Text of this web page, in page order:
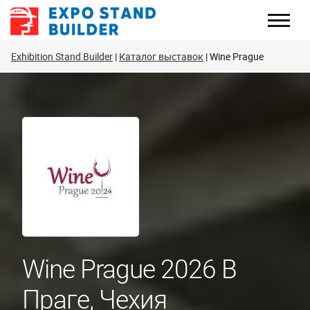
Перейти
Exhibition Stand Builder Каталог выставок Wine Prague
Wine Prague 2026 В
Праге, Чехия